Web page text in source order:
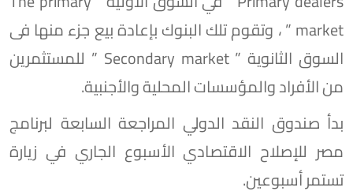
market ” ، وتقوم تلك البنوك بإعادة بيع جزء منها فى
السوق الثانوية ” Secondary market ” للمستثمرين
من الأفراد والمؤسسات المحلية والأجنبية.
بدأ صندوق النقد الدولي المراجعة السابعة لبرنامج
مصر للإصلاح الاقتصادي الأسبوع الجاري في زيارة
تستمر أسبوعين.